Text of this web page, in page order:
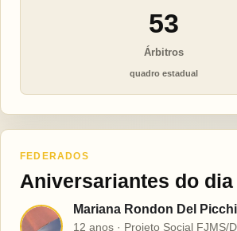
53
Árbitros
quadro estadual
FEDERADOS
Aniversariantes do dia
M
Mariana Rondon Del
12 anos · Projeto Social FJMS/